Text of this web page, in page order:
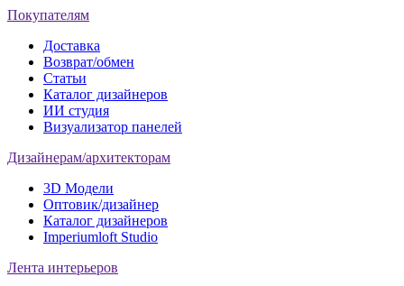
Покупателям
Доставка
Возврат/обмен
Статьи
Каталог дизайнеров
ИИ студия
Визуализатор панелей
Дизайнерам/архитекторам
3D Модели
Оптовик/дизайнер
Каталог дизайнеров
Imperiumloft Studio
Лента интерьеров